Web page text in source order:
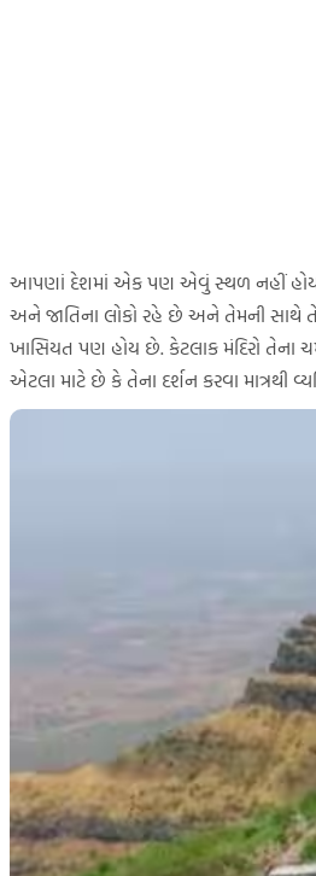
આપણાં દેશમાં એક પણ એવું સ્થળ નહીં હોય
અને જાતિના લોકો રહે છે અને તેમની સાથે
ખાસિયત પણ હોય છે. કેટલાક મંદિરો તેના
એટલા માટે છે કે તેના દર્શન કરવા